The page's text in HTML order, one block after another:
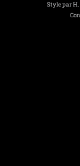
Style parH.